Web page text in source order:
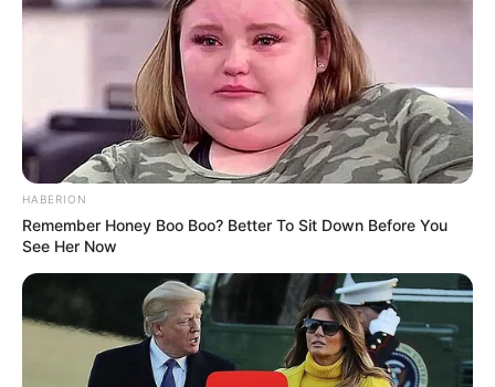
Cartolina ou papel sulfite para imprimir o
Papel decorado (opcional)
Cola e avimentos (fita de cetim, flores
decorativas, contas)
Passo a Passo
1. Lave a garrafa com água e sabão e coloque-a
para escorrer.
2. Quando a garrafa estiver seca, faça uma
HABERION
Remember Honey Boo Boo? Better To Sit Down Before You
See Her Now